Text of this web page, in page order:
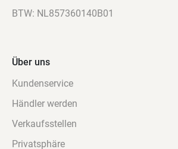
BTW: NL857360140B01
Über uns
Kundenservice
Händler werden
Verkaufsstellen
Privatsphäre